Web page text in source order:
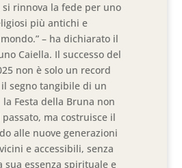
rinnova la fede per uno
più antichi e
– ha dichiarato il
Caiella. Il successo del
non è solo un record
segno tangibile di un
Festa della Bruna non
ma costruisce il
alle nuove generazioni
e accessibili, senza
sua essenza spirituale e